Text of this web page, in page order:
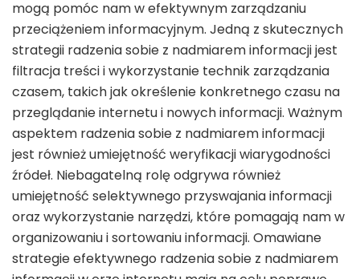
mogą pomóc nam w efektywnym zarządzaniu
przeciążeniem informacyjnym. Jedną z skutecznych
strategii radzenia sobie z nadmiarem informacji jest
filtracja treści i wykorzystanie technik zarządzania
czasem, takich jak określenie konkretnego czasu na
przeglądanie internetu i nowych informacji. Ważnym
aspektem radzenia sobie z nadmiarem informacji
jest również umiejętność weryfikacji wiarygodności
źródeł. Niebagatelną rolę odgrywa również
umiejętność selektywnego przyswajania informacji
oraz wykorzystanie narzędzi, które pomagają nam w
organizowaniu i sortowaniu informacji. Omawiane
strategie efektywnego radzenia sobie z nadmiarem